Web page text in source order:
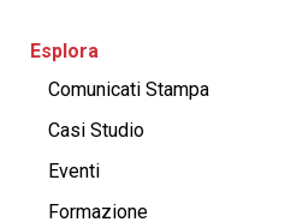
Esplora
Comunicati Stampa
Casi Studio
Eventi
Formazione